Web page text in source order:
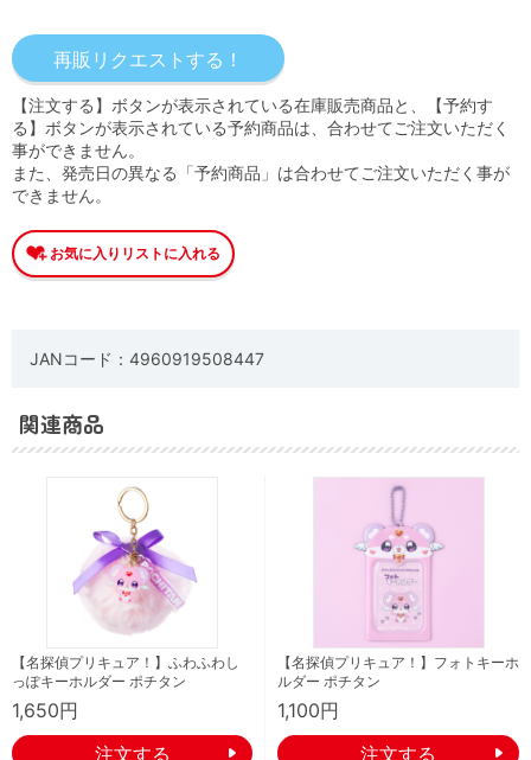
【注文する】ボタンが表示されている在庫販売商品と、【予約す
る】ボタンが表示されている予約商品は、合わせてご注文いただく
事ができません。
また、発売日の異なる「予約商品」は合わせてご注文いただく事が
できません。
JANコード：4960919508447
関連商品
【名探偵プリキュア！】ふわふわし
っぽキーホルダー ポチタン
1,650円
【名探偵プリキュア！】フォトキーホ
ルダー ポチタン
1,100円